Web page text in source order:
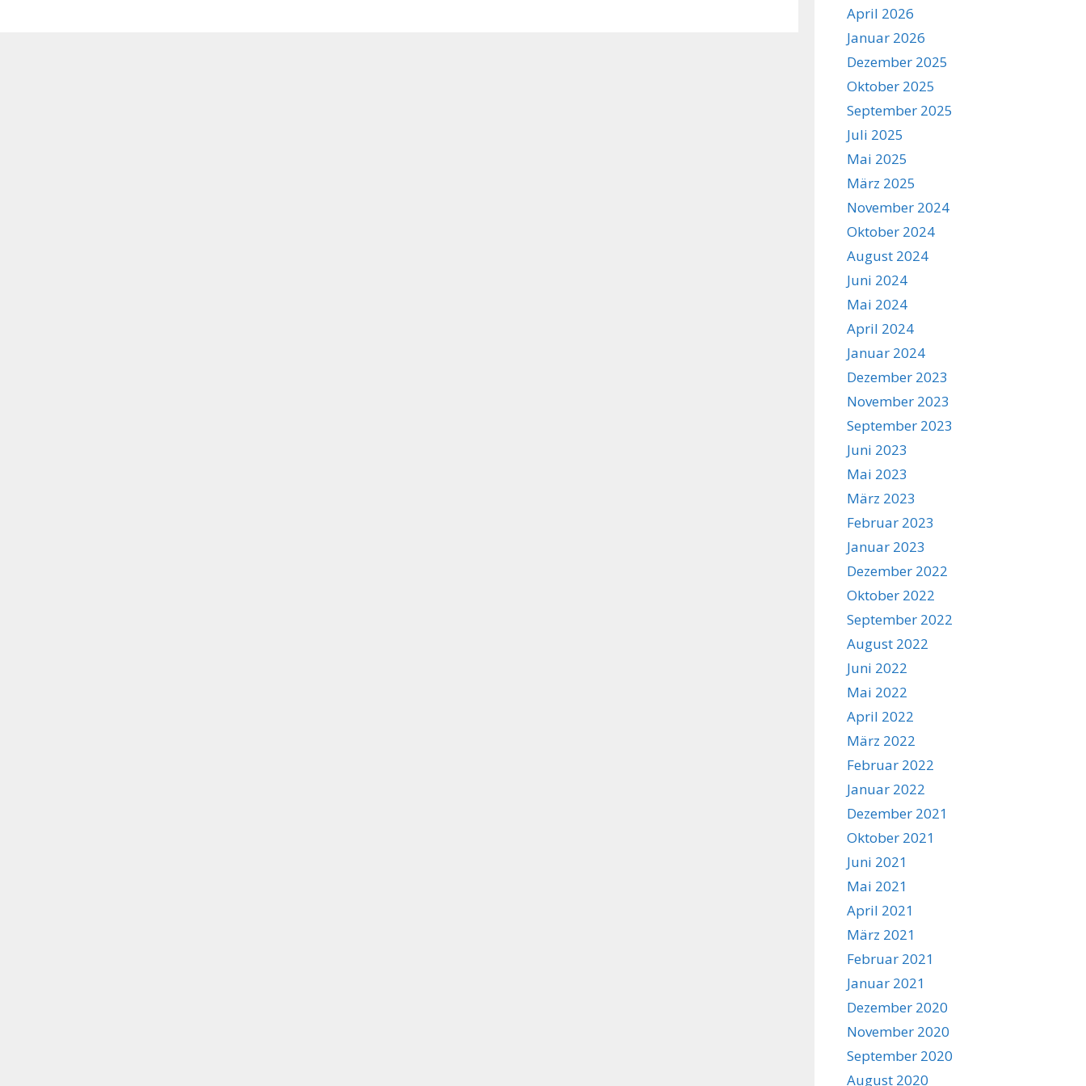
April 2026
Januar 2026
Dezember 2025
Oktober 2025
September 2025
Juli 2025
Mai 2025
März 2025
November 2024
Oktober 2024
August 2024
Juni 2024
Mai 2024
April 2024
Januar 2024
Dezember 2023
November 2023
September 2023
Juni 2023
Mai 2023
März 2023
Februar 2023
Januar 2023
Dezember 2022
Oktober 2022
September 2022
August 2022
Juni 2022
Mai 2022
April 2022
März 2022
Februar 2022
Januar 2022
Dezember 2021
Oktober 2021
Juni 2021
Mai 2021
April 2021
März 2021
Februar 2021
Januar 2021
Dezember 2020
November 2020
September 2020
August 2020